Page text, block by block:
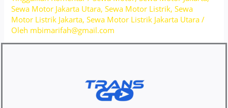
Sewa Motor Jakarta Utara,Sewa Motor Listrik,Sewa
Motor Listrik Jakarta,Sewa Motor Listrik Jakarta Utara /
Oleh mbimarifah@gmail.com